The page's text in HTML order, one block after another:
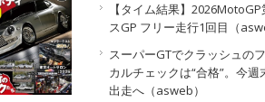
【タイム結果】
スGP フリー走行1回目（
スーパーGTでクラッシュの
カルチェックは“合格”。今週
出走へ（asweb）